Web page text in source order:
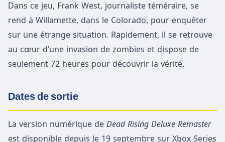
Dans ce jeu, Frank West, journaliste téméraire, se
rend à Willamette, dans le Colorado, pour enquêter
sur une étrange situation. Rapidement, il se retrouve
au cœur d’une invasion de zombies et dispose de
seulement 72 heures pour découvrir la vérité.
Dates de sortie
La version numérique de Dead Rising Deluxe Remaster
est disponible depuis le 19 septembre sur Xbox Series